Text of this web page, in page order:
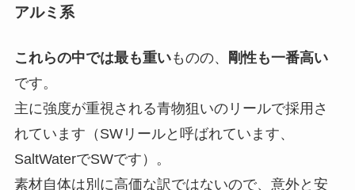
アルミ系
これらの中では最も重いものの、
剛性も一番高い
です。
主に強度が重視される青物狙いのリールで採用さ
れています（SWリールと呼ばれています、
SaltWaterでSWです）。
素材自体は別に高価な訳ではないので、意外と安